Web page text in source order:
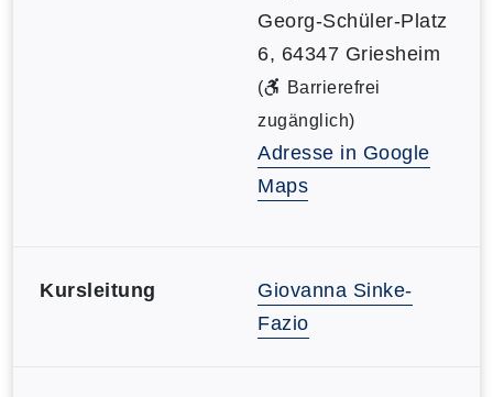
Georg-Schüler-Platz
6, 64347 Griesheim
(
Barrierefrei
zugänglich)
Adresse in Google
Maps
Kursleitung
Giovanna Sinke-
Fazio